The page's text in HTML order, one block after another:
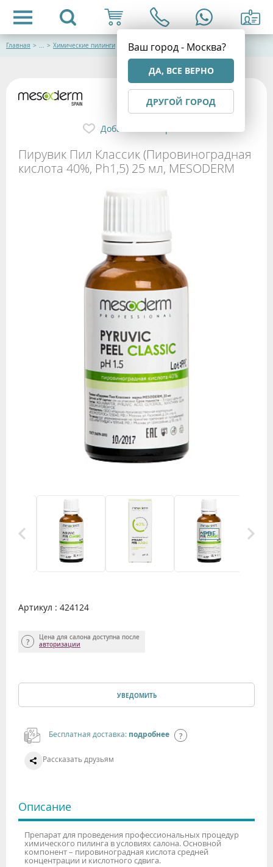
Ваш город - Москва?
ДА, ВСЕ ВЕРНО
ДРУГОЙ ГОРОД
Главная > ... > Химические пилинги
Пирувик Пил Классик (Пировиноградная
кислота 40%, Ph1,5) 25 мл, MESODERM
Добавить в избранное
Артикул : 424124
Цена для салона доступна после
авторизации
УВЕДОМИТЬ
Бесплатная доставка: подробнее
Рассказать друзьям
Описание
Препарат для проведения профессиональных процедур
химического пилинга в условиях салона. Основной
компонент – пировиноградная кислота средней
концентрации и кислотного сдвига.